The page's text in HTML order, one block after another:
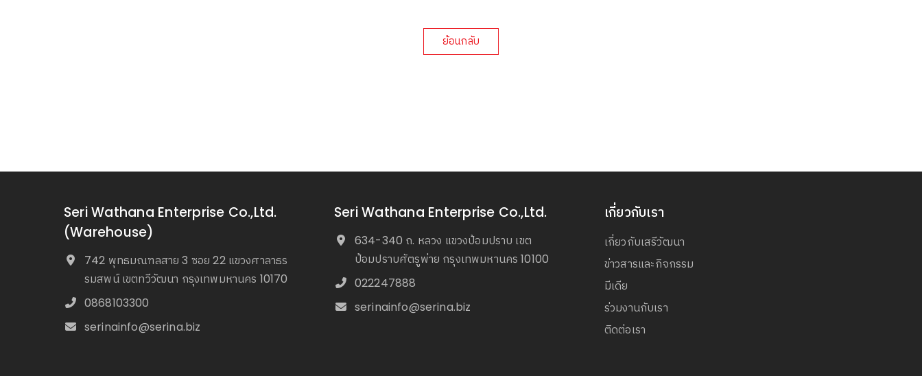
ย้อนกลับ
Seri Wathana Enterprise Co.,Ltd.
(Warehouse)
742 พุทธมณฑลสาย 3 ซอย 22 แขวงศาลาธร
รมสพน์ เขตทวีวัฒนา กรุงเทพมหานคร 10170
0868103300
serinainfo@serina.biz
Seri Wathana Enterprise Co.,Ltd.
634-340 ถ. หลวง แขวงป้อมปราบ เขต
ป้อมปราบศัตรูพ่าย กรุงเทพมหานคร 10100
022247888
serinainfo@serina.biz
เกี่ยวกับเรา
เกี่ยวกับเสรีวัฒนา
ข่าวสารและกิจกรรม
มีเดีย
ร่วมงานกับเรา
ติดต่อเรา